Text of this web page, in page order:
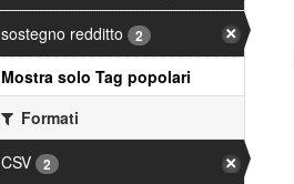
sostegno redditto 2
Mostra solo Tag popolari
Formati
CSV
2